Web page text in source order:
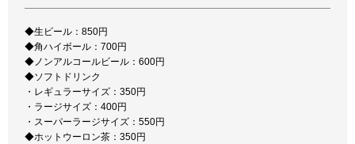
◆生ビール：850円
◆角ハイボール：700円
◆ノンアルコールビール：600円
◆ソフトドリンク
・レギュラーサイズ：350円
・ラージサイズ：400円
・スーパーラージサイズ：550円
◆ホットウーロン茶：350円